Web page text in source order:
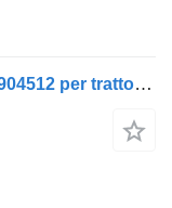
Catalizzatore Mercedes-Benz A0054904512 per trattore stradale Mercedes-Benz Actros Arocs Atego